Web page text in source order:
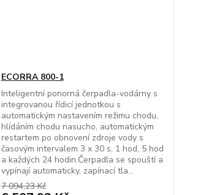
ECORRA 800-1
Inteligentní ponorná čerpadla-vodárny s
integrovanou řídicí jednotkou s
automatickým nastavením režimu chodu,
hlídáním chodu nasucho, automatickým
restartem po obnovení zdroje vody s
časovým intervalem 3 x 30 s, 1 hod, 5 hod
a každých 24 hodin.Čerpadla se spouští a
vypínají automaticky, zapínací tla...
7 094,23 Kč